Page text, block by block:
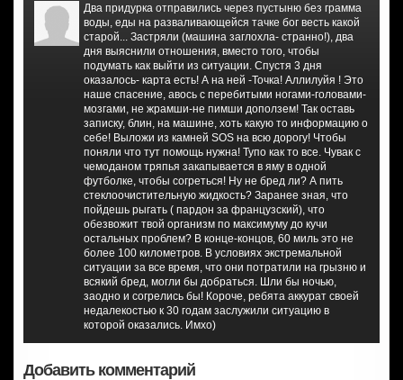
Два придурка отправились через пустыню без грамма
воды, еды на разваливающейся тачке бог весть какой
старой... Застряли (машина заглохла- странно!), два
дня выяснили отношения, вместо того, чтобы
подумать как выйти из ситуации. Спустя 3 дня
оказалось- карта есть! А на ней -Точка! Аллилуйя ! Это
наше спасение, авось с перебитыми ногами-головами-
мозгами, не жрамши-не пимши доползем! Так оставь
записку, блин, на машине, хоть какую то информацию о
себе! Выложи из камней SOS на всю дорогу! Чтобы
поняли что тут помощь нужна! Тупо как то все. Чувак с
чемоданом тряпья закапывается в яму в одной
футболке, чтобы согреться! Ну не бред ли? А пить
стеклоочистительную жидкость? Заранее зная, что
пойдешь рыгать ( пардон за французский), что
обезвожит твой организм по максимуму до кучи
остальных проблем? В конце-концов, 60 миль это не
более 100 километров. В условиях экстремальной
ситуации за все время, что они потратили на грызню и
всякий бред, могли бы добраться. Шли бы ночью,
заодно и согрелись бы! Короче, ребята аккурат своей
недалекостью к 30 годам заслужили ситуацию в
которой оказались. Имхо)
Добавить комментарий